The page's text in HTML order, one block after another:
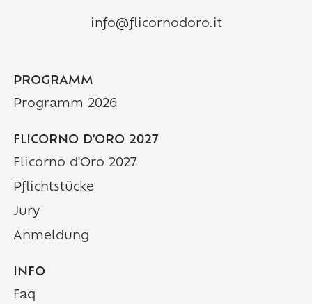
info@flicornodoro.it
PROGRAMM
Programm 2026(Aktuelle Seite)
FLICORNO D'ORO 2027
Flicorno d'Oro 2027
Pflichtstücke
Jury
Anmeldung
INFO
Faq